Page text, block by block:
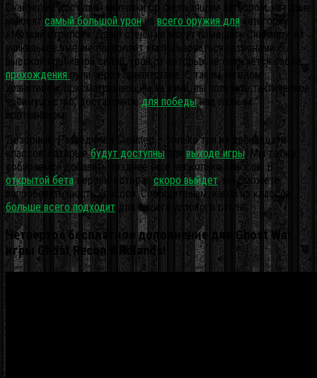
Снайперам доступны винтовки со скользящим затвором, которые
наносят самый большой уронизвсего оружия длякатегории
«Меткий стрелок». Даже стены не могут помешать Снайперу: их
уникальное умение позволяет им пользоваться патронами с
высокой пробивной силой, урон от которых не снижается после
прохожденияпули через препятствие. С таким ангелом-
хранителем, присматривающим за вами, вы получите тактическое
преимущество, достаточноедля победынад любым
противником.
Дозорный, Разведчик и Снайпер – только три из двенадцати
классов, которыебудут доступныпривыходе игры. Мы также
собираемся добавить позднее еще несколько классов. В
открытой бета-версии, котораяскоро выйдет, вы сможете
попробовать шесть классов. Сообщите нам, какой из классов
больше всего подходит для вашего игрового стиля.
Четвертое бесплатное дополнение для Ghost War
игры Ghost Recon Wildlands!